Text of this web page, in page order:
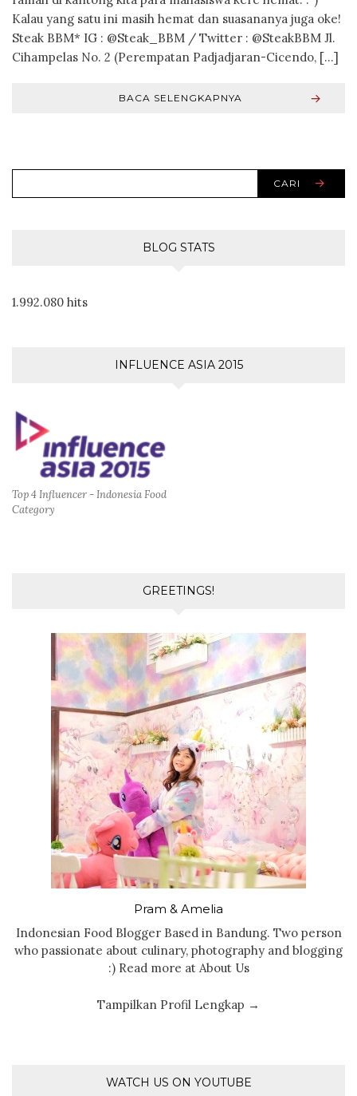
Kalau yang satu ini masih hemat dan suasananya juga oke!
Steak BBM* IG : @Steak_BBM / Twitter : @SteakBBM Jl.
Cihampelas No. 2 (Perempatan Padjadjaran-Cicendo, […]
BACA SELENGKAPNYA
CARI
BLOG STATS
1.992.080 hits
INFLUENCE ASIA 2015
Top 4 Influencer - Indonesia Food
Category
GREETINGS!
Pram & Amelia
Indonesian Food Blogger Based in Bandung. Two person
who passionate about culinary, photography and blogging
:) Read more at About Us
Tampilkan Profil Lengkap →
WATCH US ON YOUTUBE